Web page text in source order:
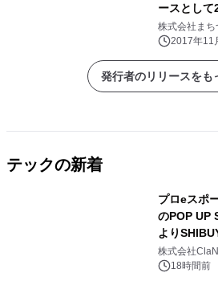
ースとして
株式会社まち
2017年11
発行者のリリースをも
テックの新着
プロeスポ
のPOP UP
より
開催決定！
株式会社
18時間前